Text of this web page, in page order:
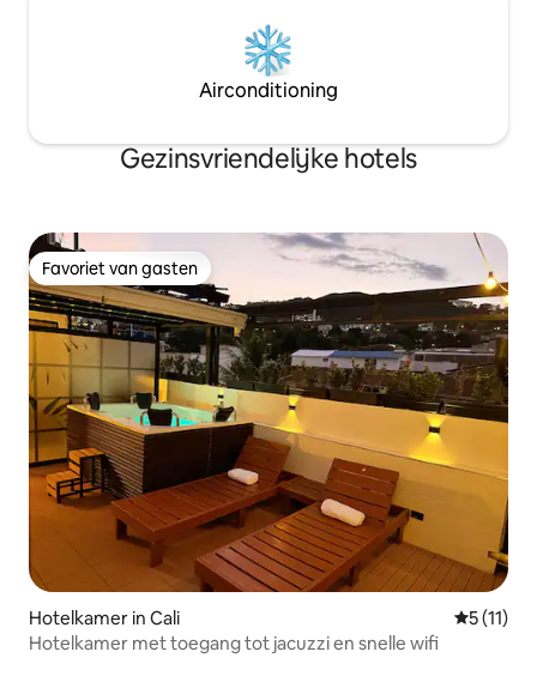
Airconditioning
Gezinsvriendelijke hotels
Favoriet van gasten
Favoriet van gasten
Hotelkamer in Cali
5 (11)
Hotelkamer met toegang tot jacuzzi en snelle wifi